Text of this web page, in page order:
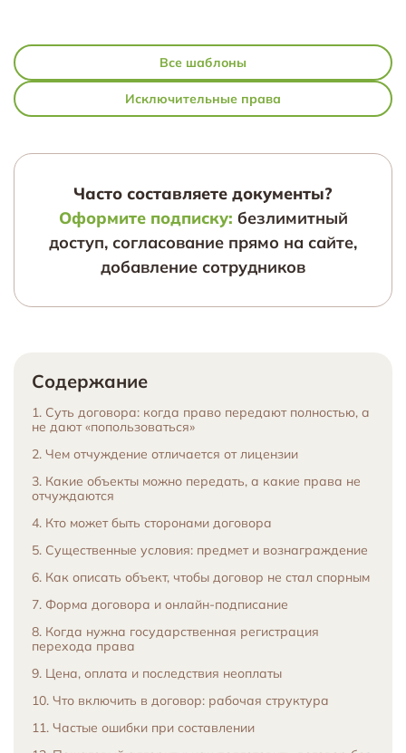
Все шаблоны
Исключительные права
Часто составляете документы?
Оформите подписку: безлимитный
доступ, согласование прямо на сайте,
добавление сотрудников
Содержание
1. Суть договора: когда право передают полностью, а
не дают «попользоваться»
2. Чем отчуждение отличается от лицензии
3. Какие объекты можно передать, а какие права не
отчуждаются
4. Кто может быть сторонами договора
5. Существенные условия: предмет и вознаграждение
6. Как описать объект, чтобы договор не стал спорным
7. Форма договора и онлайн-подписание
8. Когда нужна государственная регистрация
перехода права
9. Цена, оплата и последствия неоплаты
10. Что включить в договор: рабочая структура
11. Частые ошибки при составлении